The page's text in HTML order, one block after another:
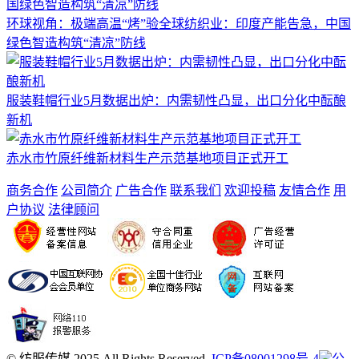
环球视角：极端高温“烤”验全球纺织业：印度产能告急，中国
绿色智造构筑“清凉”防线
服装鞋帽行业5月数据出炉：内需韧性凸显，出口分化中酝酿
新机
赤水市竹原纤维新材料生产示范基地项目正式开工
商务合作 公司简介 广告合作 联系我们 欢迎投稿 友情合作 用
户协议 法律顾问